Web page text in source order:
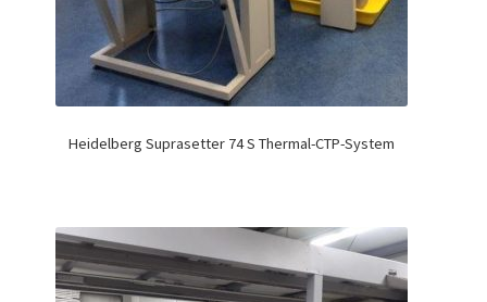
Heidelberg Suprasetter 74 S Thermal-CTP-System